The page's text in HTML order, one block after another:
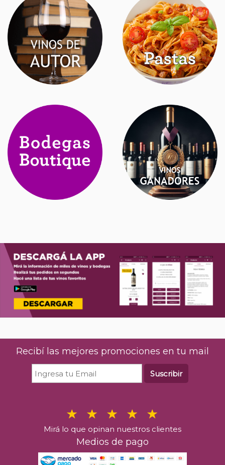
Recibí las mejores promociones en tu mail
Suscribir
Mirá lo que opinan nuestros clientes
Medios de pago